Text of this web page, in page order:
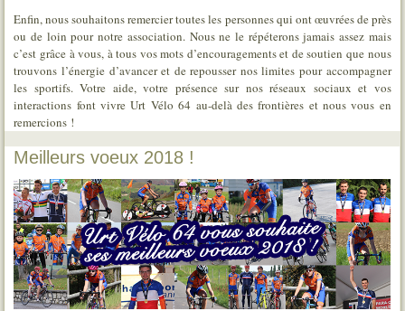
Enfin, nous souhaitons remercier toutes les personnes qui ont œuvrées de près
ou de loin pour notre association. Nous ne le répéterons jamais assez mais
c’est grâce à vous, à tous vos mots d’encouragements et de soutien que nous
trouvons l’énergie d’avancer et de repousser nos limites pour accompagner
les sportifs. Votre aide, votre présence sur nos réseaux sociaux et vos
interactions font vivre Urt Vélo 64 au-delà des frontières et nous vous en
remercions !
Meilleurs voeux 2018 !